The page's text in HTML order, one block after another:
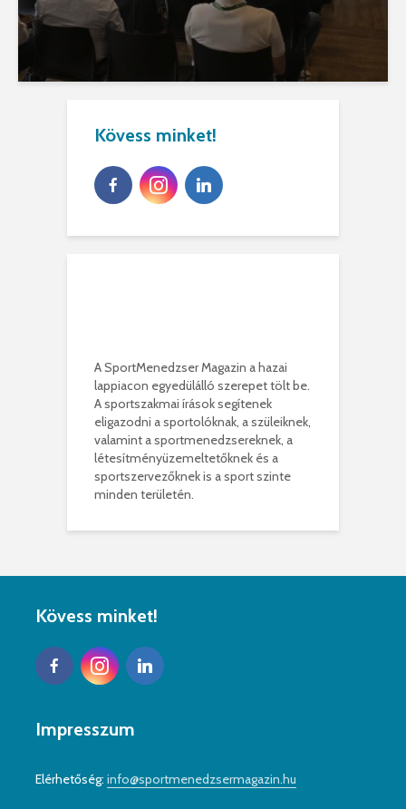
Kövess minket!
A SportMenedzser Magazin a hazai
lappiacon egyedülálló szerepet tölt be.
A sportszakmai írások segítenek
eligazodni a sportolóknak, a szüleiknek,
valamint a sportmenedzsereknek, a
létesítményüzemeltetőknek és a
sportszervezőknek is a sport szinte
minden területén.
Kövess minket!
Impresszum
Elérhetőség: info@sportmenedzsermagazin.hu